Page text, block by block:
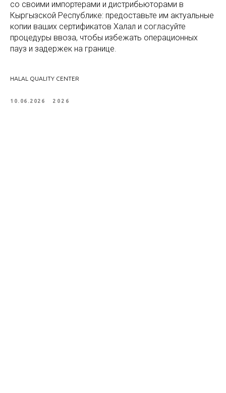
со своими импортерами и дистрибьюторами в
Кыргызской Республике: предоставьте им актуальные
копии ваших сертификатов Халал и согласуйте
процедуры ввоза, чтобы избежать операционных
пауз и задержек на границе.
HALAL QUALITY CENTER
10.06.2026 2026